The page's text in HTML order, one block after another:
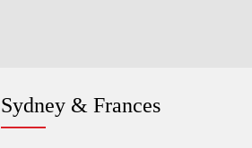
Sydney & Frances